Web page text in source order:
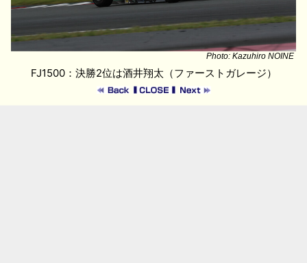
Photo: Kazuhiro NOINE
FJ1500：決勝2位は酒井翔太（ファーストガレージ）